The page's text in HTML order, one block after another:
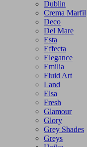
Dublin
Crema Marfil
Deco
Del Mare
Esta
Effecta
Elegance
Emilia
Fluid Art
Land
Elsa
Fresh
Glamour
Glory
Grey Shades
Greys